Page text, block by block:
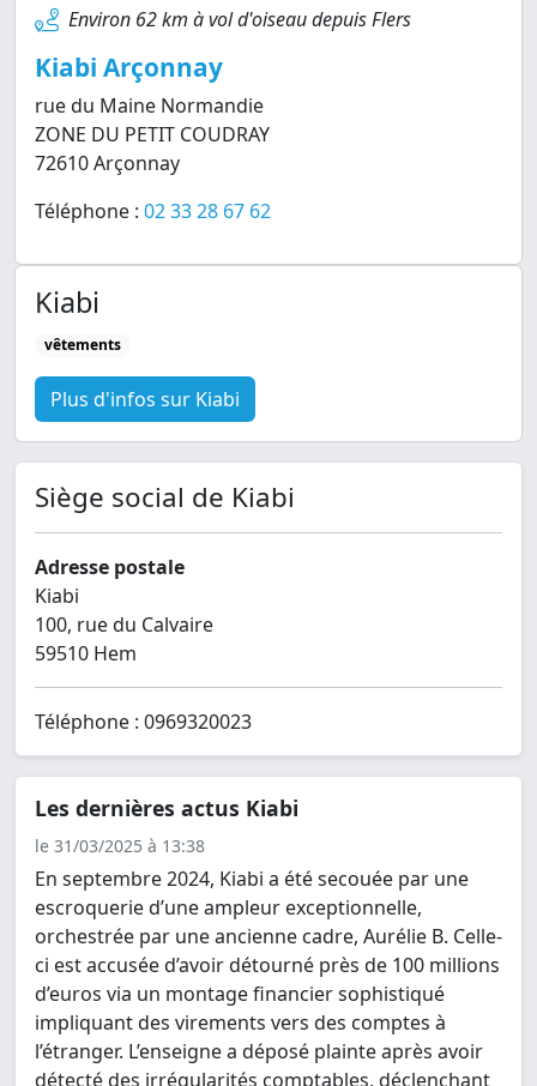
Environ 62 km à vol d'oiseau depuis Flers
Kiabi Arçonnay
rue du Maine Normandie
ZONE DU PETIT COUDRAY
72610 Arçonnay
Téléphone : 02 33 28 67 62
Kiabi
vêtements
Plus d'infos sur Kiabi
Siège social de Kiabi
Adresse postale
Kiabi
100, rue du Calvaire
59510 Hem
Téléphone : 0969320023
Les dernières actus Kiabi
le 31/03/2025 à 13:38
En septembre 2024, Kiabi a été secouée par une
escroquerie d’une ampleur exceptionnelle,
orchestrée par une ancienne cadre, Aurélie B. Celle-
ci est accusée d’avoir détourné près de 100 millions
d’euros via un montage financier sophistiqué
impliquant des virements vers des comptes à
l’étranger. L’enseigne a déposé plainte après avoir
détecté des irrégularités comptables, déclenchant